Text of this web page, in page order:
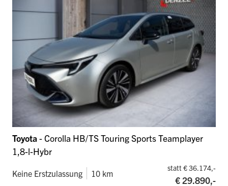
Toyota - Corolla HB/TS Touring Sports Teamplayer
1,8-l-Hybr
Keine Erstzulassung 10 km
statt € 36.174,-
€ 29.890,-